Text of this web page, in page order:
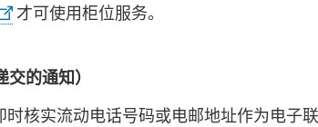
才可使用柜位服务。
的通知）
核实流动电话号码或电邮地址作为电子联